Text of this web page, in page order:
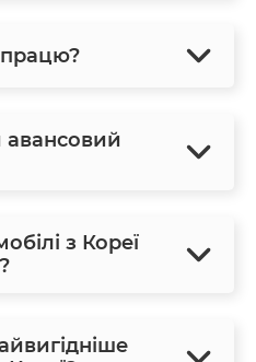
авансовий
з Кореї